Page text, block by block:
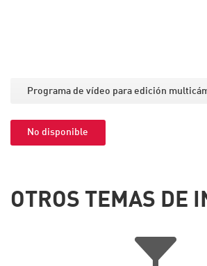
Programa de vídeo para edición
No disponible
OTROS TEMAS DE